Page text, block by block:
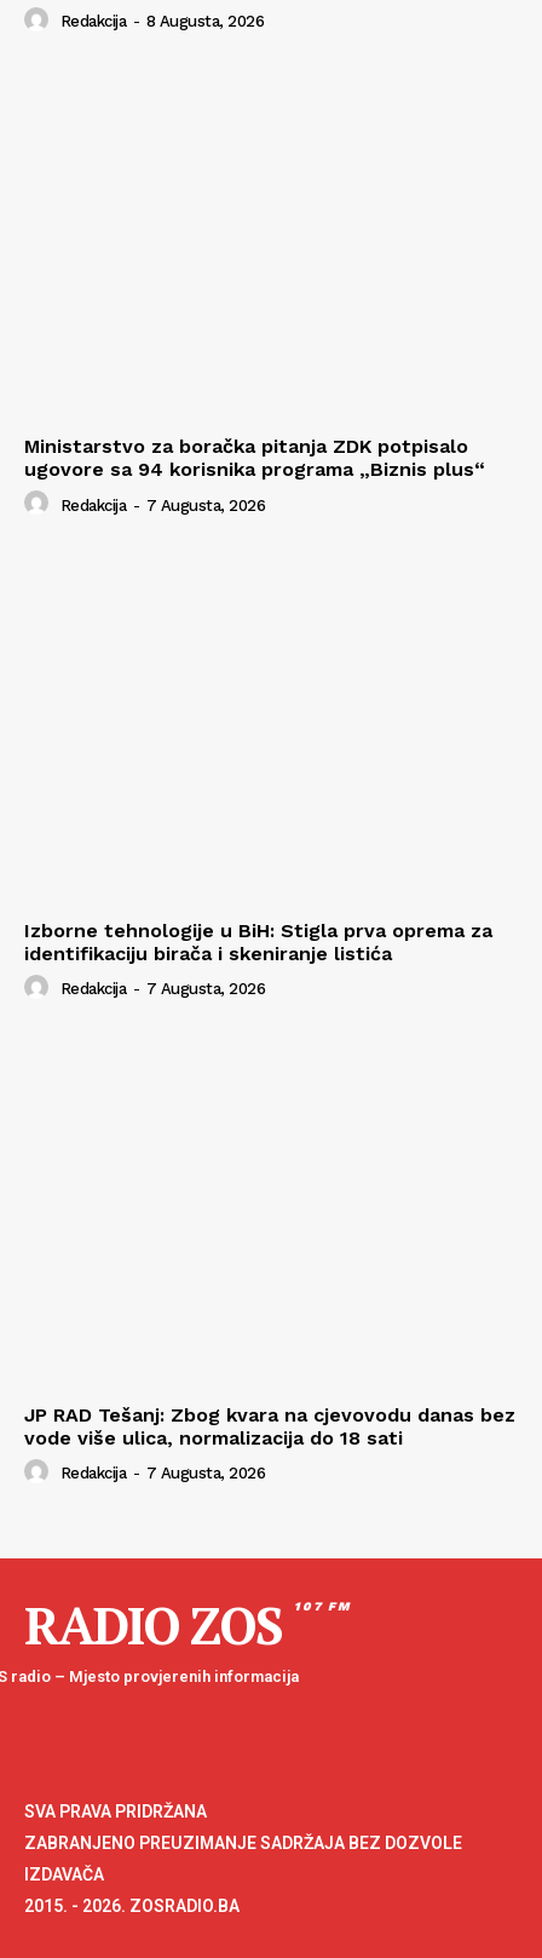
Redakcija - 8 Augusta, 2026
Ministarstvo za boračka pitanja ZDK potpisalo
ugovore sa 94 korisnika programa „Biznis plus“
Redakcija - 7 Augusta, 2026
Izborne tehnologije u BiH: Stigla prva oprema za
identifikaciju birača i skeniranje listića
Redakcija - 7 Augusta, 2026
JP RAD Tešanj: Zbog kvara na cjevovodu danas bez
vode više ulica, normalizacija do 18 sati
Redakcija - 7 Augusta, 2026
RADIO ZOS 107 FM
radio – Mjesto provjerenih informacija
SVA PRAVA PRIDRŽANA
ZABRANJENO PREUZIMANJE SADRŽAJA BEZ DOZVOLE
IZDAVAČA
2015. - 2026. ZOSRADIO.BA